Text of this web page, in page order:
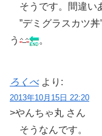
そうです。間違い
”デミグラスカツ丼
う
。
ろくべ より:
2013年10月15日 22:20
>やんちゃ丸 さん
そうなんです。